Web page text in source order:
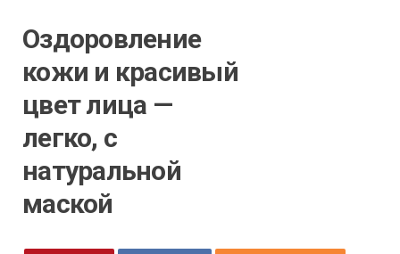
Оздоровление
кожи и красивый
цвет лица —
легко, с
натуральной
маской